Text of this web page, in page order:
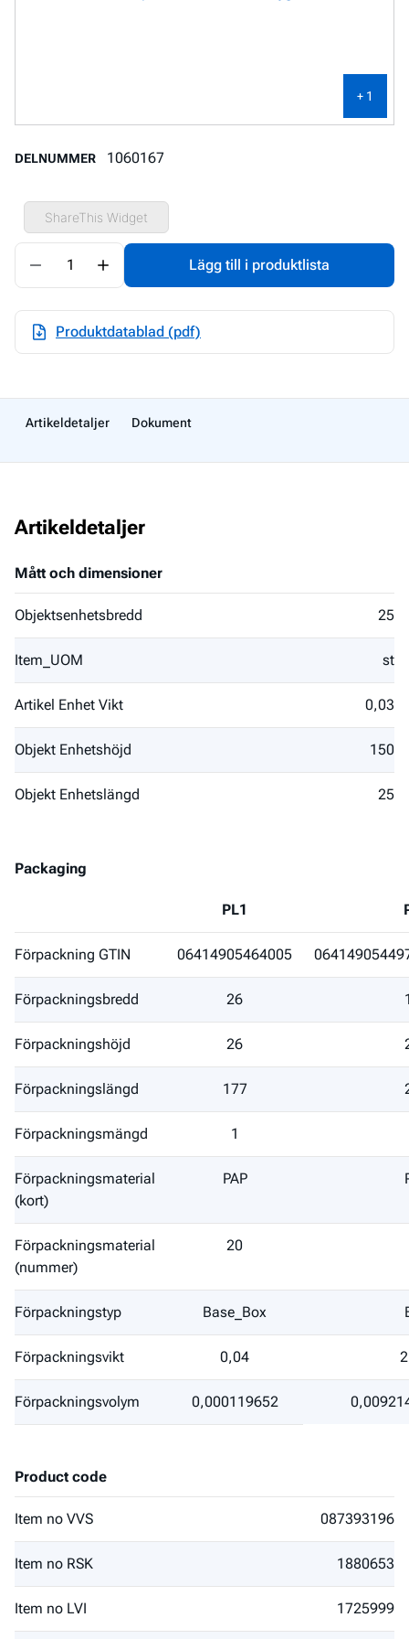
+ 1
DELNUMMER 1060167
ShareThis Widget
Minus Add
Lägg till i produktlista
Produktdatablad (pdf)
Artikeldetaljer Dokument
Artikeldetaljer
Mått och dimensioner
Objektsenhetsbredd 25
Item_UOM st
Artikel Enhet Vikt 0,03
Objekt Enhetshöjd 150
Objekt Enhetslängd 25
Packaging
PL1
Förpackning GTIN 06414905464005
Förpackningsbredd 26
Förpackningshöjd 26
Förpackningslängd 177
Förpackningsmängd 1
Förpackningsmaterial
(kort)
PAP
Förpackningsmaterial
(nummer)
20
Förpackningstyp Base_Box
Förpackningsvikt 0,04
Förpackningsvolym 0,000119652
Product code
Item no VVS 087393196
Item no RSK 1880653
Item no LVI 1725999